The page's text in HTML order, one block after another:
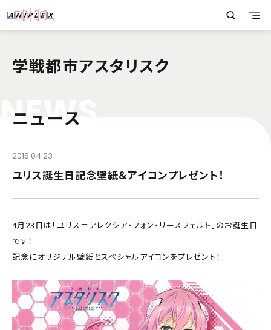
学戦都市アスタリスク
NEWS
ニュース
2016.04.23
ユリス誕生日記念壁紙＆アイコンプレゼント！
4月23日は「ユリス＝アレクシア・フォン・リースフェルト」のお誕生日
です！
記念にオリジナル壁紙とスペシャルアイコンをプレゼント！